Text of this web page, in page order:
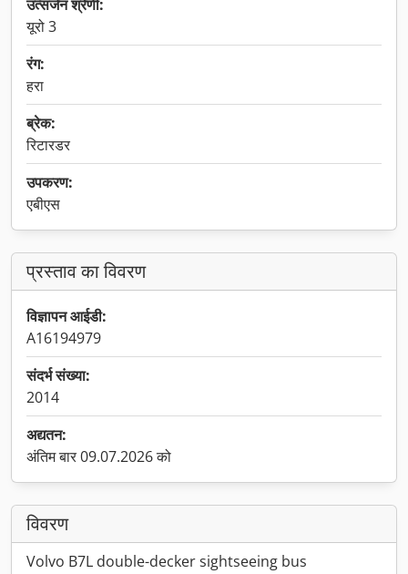
उत्सर्जन श्रेणी:
यूरो 3
रंग:
हरा
ब्रेक:
रिटारडर
उपकरण:
एबीएस
प्रस्ताव का विवरण
विज्ञापन आईडी:
A16194979
संदर्भ संख्या:
2014
अद्यतन:
अंतिम बार 09.07.2026 को
विवरण
Volvo B7L double-decker sightseeing bus